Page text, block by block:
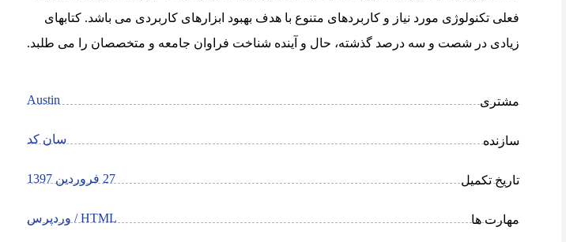
فعلی تکنولوژی مورد نیاز و کاربردهای متنوع با هدف بهبود ابزارهای کاربردی می باشد. کتابهای
زیادی در شصت و سه درصد گذشته، حال و آینده شناخت فراوان جامعه و متخصصان را می طلبد.
مشتری Austin
سازنده سان کد
تاریخ تکمیل 27 فروردین 1397
مهارت ها HTML / وردپرس